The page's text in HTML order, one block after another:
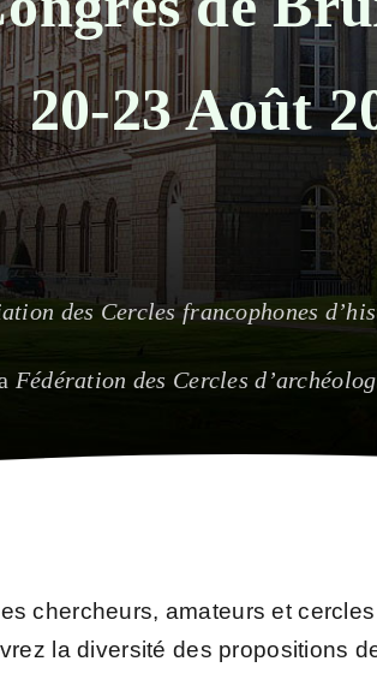
20-23 Août
des Cercles francophones
Fédération des Cercles
chercheurs, amateurs et
la diversité des propositions